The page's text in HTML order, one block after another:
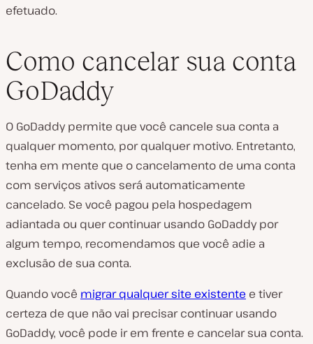
efetuado.
Como cancelar sua conta
GoDaddy
O GoDaddy permite que você cancele sua conta a
qualquer momento, por qualquer motivo. Entretanto,
tenha em mente que o cancelamento de uma conta
com serviços ativos será automaticamente
cancelado. Se você pagou pela hospedagem
adiantada ou quer continuar usando GoDaddy por
algum tempo, recomendamos que você adie a
exclusão de sua conta.
Quando você migrar qualquer site existente e tiver
certeza de que não vai precisar continuar usando
GoDaddy, você pode ir em frente e cancelar sua conta.